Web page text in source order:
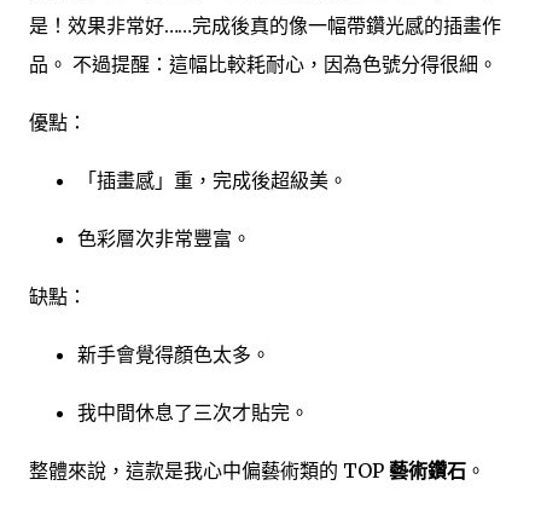
是！效果非常好……完成後真的像一幅帶鑽光感的插畫作
品。 不過提醒：這幅比較耗耐心，因為色號分得很細。
優點：
「插畫感」重，完成後超級美。
色彩層次非常豐富。
缺點：
新手會覺得顏色太多。
我中間休息了三次才貼完。
整體來說，這款是我心中偏藝術類的 TOP 藝術鑽石 。